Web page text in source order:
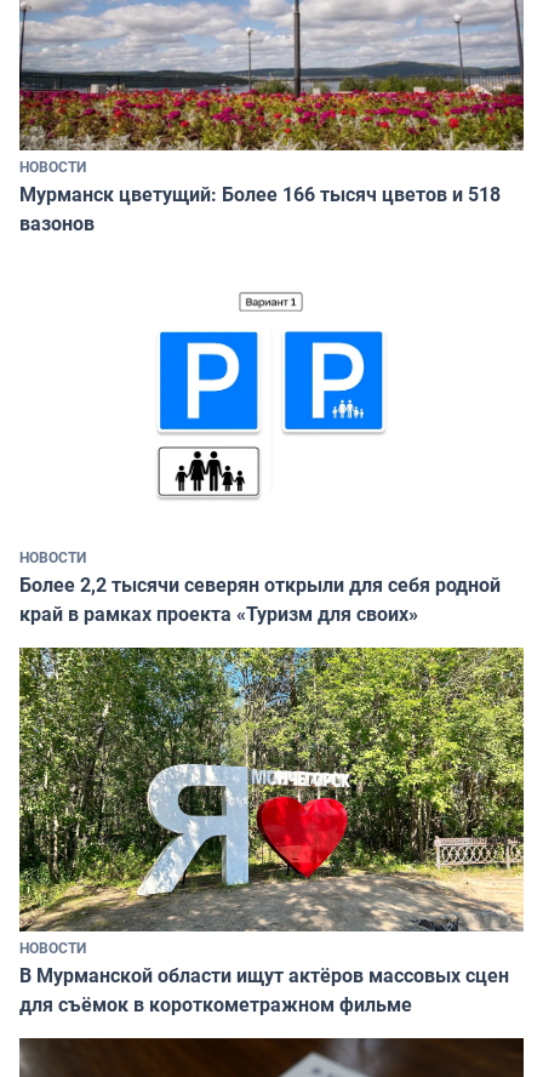
НОВОСТИ
Мурманск цветущий: Более 166 тысяч цветов и 518
вазонов
НОВОСТИ
Более 2,2 тысячи северян открыли для себя родной
край в рамках проекта «Туризм для своих»
НОВОСТИ
В Мурманской области ищут актёров массовых сцен
для съёмок в короткометражном фильме